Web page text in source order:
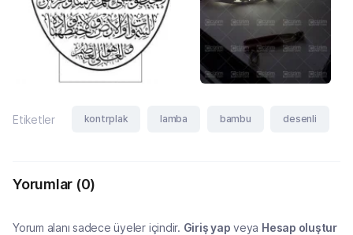
Etiketler kontrplak lamba bambu desenli
Yorumlar (0)
Yorum alanı sadece üyeler içindir. Giriş yap veya Hesap oluştur